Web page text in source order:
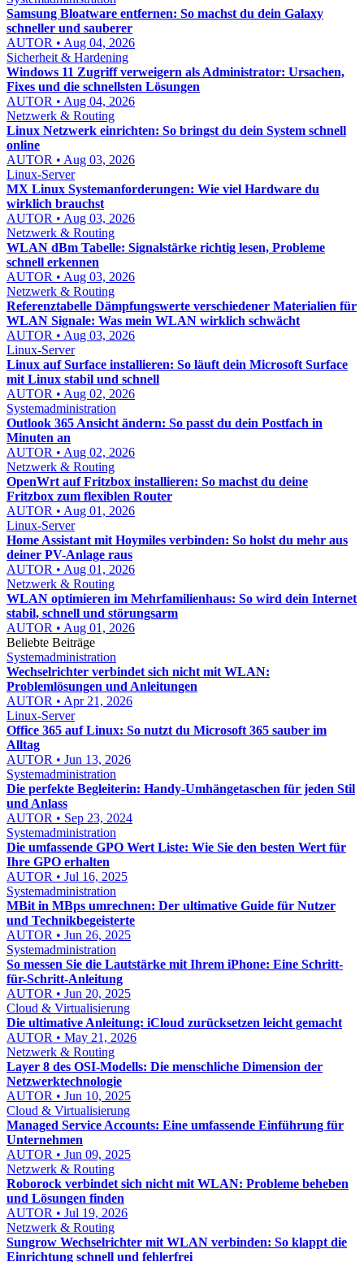
Samsung Bloatware entfernen: So machst du dein Galaxy
schneller und sauberer
AUTOR • Aug 04, 2026
Sicherheit & Hardening
Windows 11 Zugriff verweigern als Administrator: Ursachen,
Fixes und die schnellsten Lösungen
AUTOR • Aug 04, 2026
Netzwerk & Routing
Linux Netzwerk einrichten: So bringst du dein System schnell
online
AUTOR • Aug 03, 2026
Linux-Server
MX Linux Systemanforderungen: Wie viel Hardware du
wirklich brauchst
AUTOR • Aug 03, 2026
Netzwerk & Routing
WLAN dBm Tabelle: Signalstärke richtig lesen, Probleme
schnell erkennen
AUTOR • Aug 03, 2026
Netzwerk & Routing
Referenztabelle Dämpfungswerte verschiedener Materialien für
WLAN Signale: Was mein WLAN wirklich schwächt
AUTOR • Aug 03, 2026
Linux-Server
Linux auf Surface installieren: So läuft dein Microsoft Surface
mit Linux stabil und schnell
AUTOR • Aug 02, 2026
Systemadministration
Outlook 365 Ansicht ändern: So passt du dein Postfach in
Minuten an
AUTOR • Aug 02, 2026
Netzwerk & Routing
OpenWrt auf Fritzbox installieren: So machst du deine
Fritzbox zum flexiblen Router
AUTOR • Aug 01, 2026
Linux-Server
Home Assistant mit Hoymiles verbinden: So holst du mehr aus
deiner PV-Anlage raus
AUTOR • Aug 01, 2026
Netzwerk & Routing
WLAN optimieren im Mehrfamilienhaus: So wird dein Internet
stabil, schnell und störungsarm
AUTOR • Aug 01, 2026
Beliebte Beiträge
Systemadministration
Wechselrichter verbindet sich nicht mit WLAN:
Problemlösungen und Anleitungen
AUTOR • Apr 21, 2026
Linux-Server
Office 365 auf Linux: So nutzt du Microsoft 365 sauber im
Alltag
AUTOR • Jun 13, 2026
Systemadministration
Die perfekte Begleiterin: Handy-Umhängetaschen für jeden Stil
und Anlass
AUTOR • Sep 23, 2024
Systemadministration
Die umfassende GPO Wert Liste: Wie Sie den besten Wert für
Ihre GPO erhalten
AUTOR • Jul 16, 2025
Systemadministration
MBit in MBps umrechnen: Der ultimative Guide für Nutzer
und Technikbegeisterte
AUTOR • Jun 26, 2025
Systemadministration
So messen Sie die Lautstärke mit Ihrem iPhone: Eine Schritt-
für-Schritt-Anleitung
AUTOR • Jun 20, 2025
Cloud & Virtualisierung
Die ultimative Anleitung: iCloud zurücksetzen leicht gemacht
AUTOR • May 21, 2026
Netzwerk & Routing
Layer 8 des OSI-Modells: Die menschliche Dimension der
Netzwerktechnologie
AUTOR • Jun 10, 2025
Cloud & Virtualisierung
Managed Service Accounts: Eine umfassende Einführung für
Unternehmen
AUTOR • Jun 09, 2025
Netzwerk & Routing
Roborock verbindet sich nicht mit WLAN: Probleme beheben
und Lösungen finden
AUTOR • Jul 19, 2026
Netzwerk & Routing
Sungrow Wechselrichter mit WLAN verbinden: So klappt die
Einrichtung schnell und fehlerfrei